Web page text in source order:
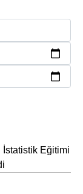
Eğitimi